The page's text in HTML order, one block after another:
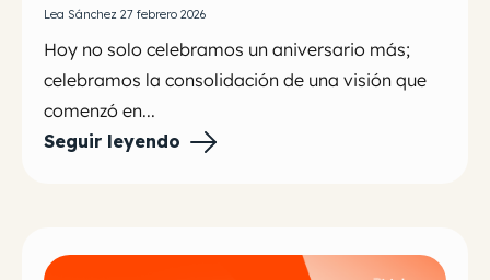
Lea Sánchez 27 febrero 2026
Hoy no solo celebramos un aniversario más;
celebramos la consolidación de una visión que
comenzó en...
Seguir leyendo